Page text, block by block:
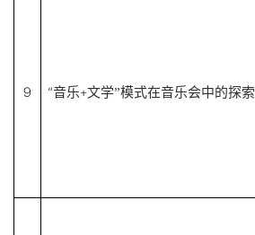
9 “音乐+文学”模式在音乐会中的探索